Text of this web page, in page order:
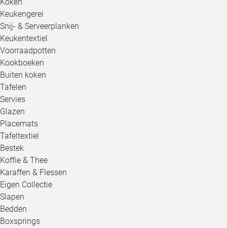
Keukengerei
Snij- & Serveerplanken
Keukentextiel
Voorraadpotten
Kookboeken
Buiten koken
Tafelen
Servies
Glazen
Placemats
Tafeltextiel
Bestek
Koffie & Thee
Karaffen & Flessen
Eigen Collectie
Slapen
Bedden
Boxsprings